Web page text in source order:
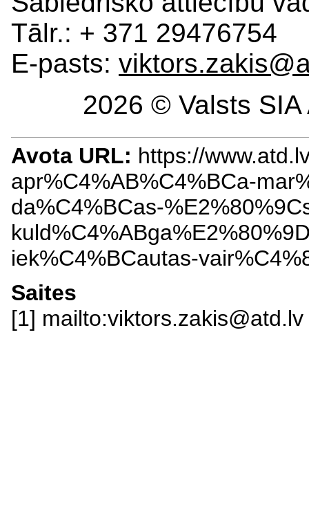
Tālr.: + 371 29476754
E-pasts:
2026 © Valsts
Avota URL: https://
apr%C4%AB%C4%BCa-
da%C4%BCas-
iek%C4%BCautas-
Saites
[1] mailto:viktors.zakis@atd.lv